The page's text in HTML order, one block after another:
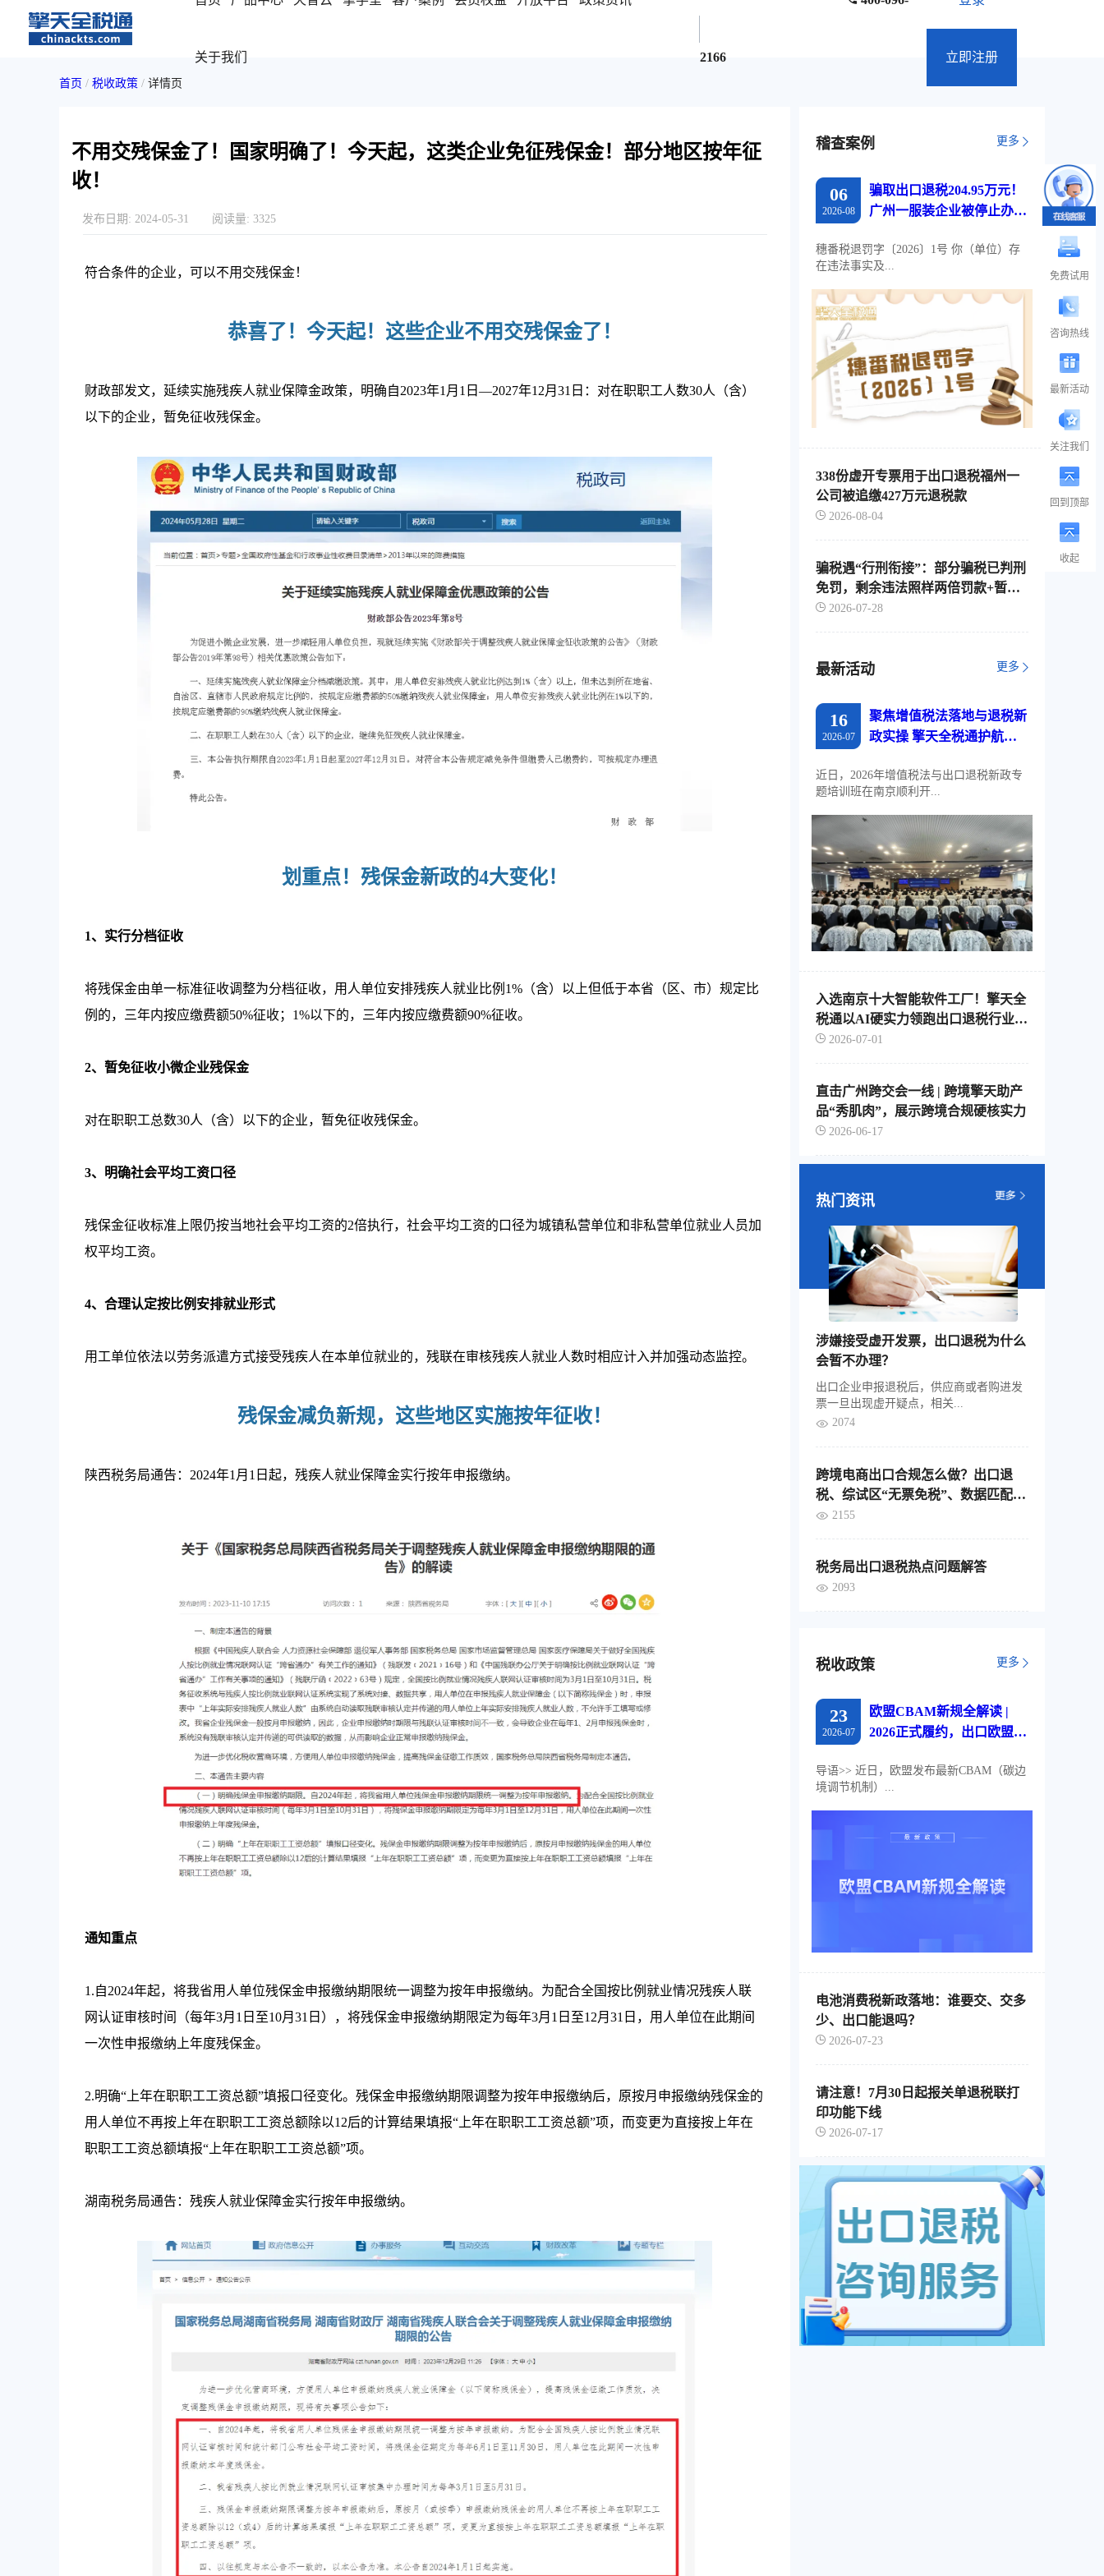
关于我们 2166 立即注册
首页 / 税收政策 / 详情页
不用交残保金了！国家明确了！今天起，这类企业免征残保金！部分地区按年征
收！
发布日期: 2024-05-31 阅读量: 3325
符合条件的企业，可以不用交残保金！
恭喜了！今天起！这些企业不用交残保金了！
财政部发文，延续实施残疾人就业保障金政策，明确自2023年1月1日—2027年12月31日：对在职职工人数30人（含）
以下的企业，暂免征收残保金。
划重点！残保金新政的4大变化！
1、实行分档征收
将残保金由单一标准征收调整为分档征收，用人单位安排残疾人就业比例1%（含）以上但低于本省（区、市）规定比
例的，三年内按应缴费额50%征收；1%以下的，三年内按应缴费额90%征收。
2、暂免征收小微企业残保金
对在职职工总数30人（含）以下的企业，暂免征收残保金。
3、明确社会平均工资口径
残保金征收标准上限仍按当地社会平均工资的2倍执行，社会平均工资的口径为城镇私营单位和非私营单位就业人员加
权平均工资。
4、合理认定按比例安排就业形式
用工单位依法以劳务派遣方式接受残疾人在本单位就业的，残联在审核残疾人就业人数时相应计入并加强动态监控。
残保金减负新规，这些地区实施按年征收！
陕西税务局通告：2024年1月1日起，残疾人就业保障金实行按年申报缴纳。
通知重点
1.自2024年起，将我省用人单位残保金申报缴纳期限统一调整为按年申报缴纳。为配合全国按比例就业情况残疾人联
网认证审核时间（每年3月1日至10月31日），将残保金申报缴纳期限定为每年3月1日至12月31日，用人单位在此期间
一次性申报缴纳上年度残保金。
2.明确“上年在职职工工资总额”填报口径变化。残保金申报缴纳期限调整为按年申报缴纳后，原按月申报缴纳残保金的
用人单位不再按上年在职职工工资总额除以12后的计算结果填报“上年在职职工工资总额”项，而变更为直接按上年在
职职工工资总额填报“上年在职职工工资总额”项。
湖南税务局通告：残疾人就业保障金实行按年申报缴纳。
稽查案例 更多
06
2026-08
骗取出口退税204.95万元！
广州一服装企业被停止办理
穗番税退罚字〔2026〕1号 你（单位）存
在违法事实及...
338份虚开专票用于出口退税福州一
公司被追缴427万元退税款
2026-08-04
骗税遇“行刑衔接”：部分骗税已判刑
免罚，剩余违法照样两倍罚款+暂停
出口退税
2026-07-28
最新活动 更多
16
2026-07
聚焦增值税法落地与退税新
政实操 擎天全税通护航江
近日，2026年增值税法与出口退税新政专
题培训班在南京顺利开...
入选南京十大智能软件工厂！擎天全
税通以AI硬实力领跑出口退税行业智
能化转型
2026-07-01
直击广州跨交会一线 | 跨境擎天助产
品“秀肌肉”，展示跨境合规硬核实力
2026-06-17
热门资讯
涉嫌接受虚开发票，出口退税为什么
会暂不办理？
出口企业申报退税后，供应商或者购进发
票一旦出现虚开疑点，相关...
2074
跨境电商出口合规怎么做？出口退
税、综试区“无票免税”、数据匹配，
这4个要点要分清
2155
税务局出口退税热点问题解答
2093
税收政策 更多
23
2026-07
欧盟CBAM新规全解读 |
2026正式履约，出口欧盟企
导语>> 近日，欧盟发布最新CBAM（碳边
境调节机制）...
电池消费税新政落地：谁要交、交多
少、出口能退吗？
2026-07-23
请注意！7月30日起报关单退税联打
印功能下线
2026-07-17
免费试用
咨询热线
最新活动
关注我们
回到顶部
收起